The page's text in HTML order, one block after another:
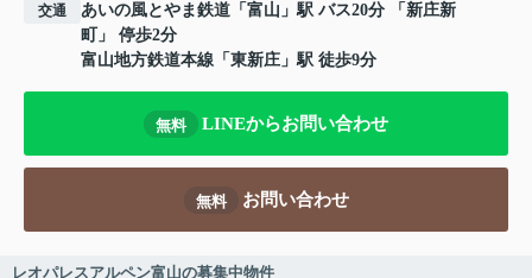
交通 あいの風とやま鉄道 「 富山 」駅 バス20分 「新庄新
町」 停歩2分
富山地方鉄道本線 「 東新庄 」駅 徒歩9分
無料 LINEからお問い合わせ
無料 お問い合わせ
レオパレスアルペン富山の募集中物件